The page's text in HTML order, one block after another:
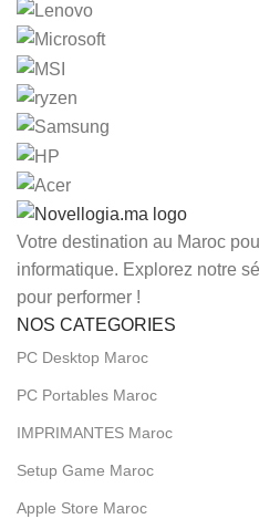
Votre destination au Maroc
informatique. Explorez notre
pour performer !
NOS CATEGORIES
PC Desktop Maroc
PC Portables Maroc
IMPRIMANTES Maroc
Setup Game Maroc
Apple Store Maroc